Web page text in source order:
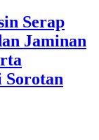
Serap
Jaminan